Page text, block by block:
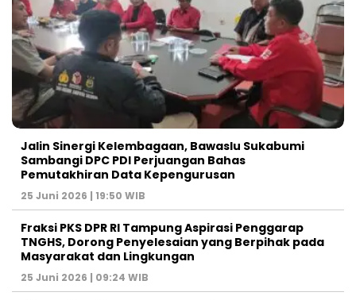
Jalin Sinergi Kelembagaan, Bawaslu Sukabumi
Sambangi DPC PDI Perjuangan Bahas
Pemutakhiran Data Kepengurusan
25 Juni 2026 | 19:50 WIB
‎Fraksi PKS DPR RI Tampung Aspirasi Penggarap
TNGHS, Dorong Penyelesaian yang Berpihak pada
Masyarakat dan Lingkungan‎
25 Juni 2026 | 09:24 WIB